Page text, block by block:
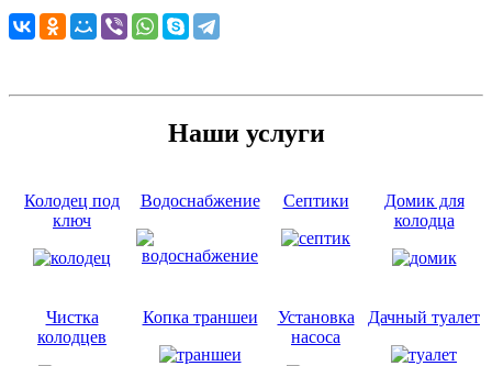
Наши услуги
Колодец под
ключ
Водоснабжение Септики
Домик для
колодца
Чистка
колодцев
Копка траншеи
Установка
насоса
Дачный туалет